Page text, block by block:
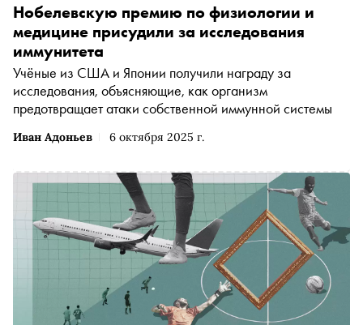
Иван Адоньев 6 октября 2025 г.
Нобелевскую премию по физиологии и
медицине присудили за исследования
иммунитета
Учёные из США и Японии получили награду за
исследования, объясняющие, как организм
предотвращает атаки собственной иммунной системы